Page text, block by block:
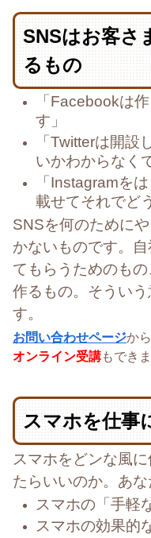
SNSはお客さ
るもの
「Facebookは
す」
「Twitterは開設
いかわからなく
「Instagramを
載せてそれでど
SNSを何のために
かないものです。
てもらうためのも
作るもの。そうい
す。
お問い合わせページか
オンライン受講もできま
スマホを仕事
スマホをどンな風に
たらいいのか。 あ
スマホの「手軽
スマホの効果的